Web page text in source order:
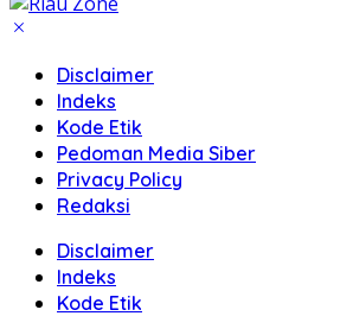
Disclaimer
Indeks
Kode Etik
Pedoman Media Siber
Privacy Policy
Redaksi
Disclaimer
Indeks
Kode Etik